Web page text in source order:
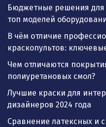
Бюджетные решения
топ моделей
В чём отличие
краскопультов:
Чем отличаются
полиуретановых смол?
Лучшие краски для
дизайнеров 2024 года
Сравнение латексных и